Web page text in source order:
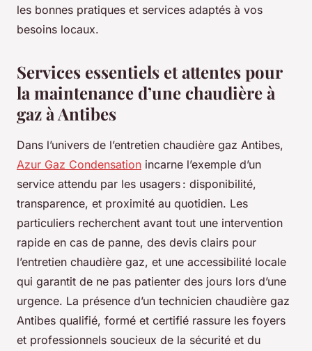
les bonnes pratiques et services adaptés à vos
besoins locaux.
Services essentiels et attentes pour
la maintenance d’une chaudière à
gaz à Antibes
Dans l’univers de l’entretien chaudière gaz Antibes,
Azur Gaz Condensation incarne l’exemple d’un
service attendu par les usagers : disponibilité,
transparence, et proximité au quotidien. Les
particuliers recherchent avant tout une intervention
rapide en cas de panne, des devis clairs pour
l’entretien chaudière gaz, et une accessibilité locale
qui garantit de ne pas patienter des jours lors d’une
urgence. La présence d’un technicien chaudière gaz
Antibes qualifié, formé et certifié rassure les foyers
et professionnels soucieux de la sécurité et du